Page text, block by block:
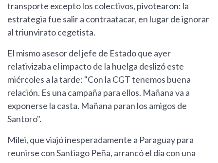
transporte excepto los colectivos, pivotearon: la
estrategia fue salir a contraatacar, en lugar de ignorar
al triunvirato cegetista.
El mismo asesor del jefe de Estado que ayer
relativizaba el impacto de la huelga deslizó este
miércoles a la tarde: "Con la CGT tenemos buena
relación. Es una campaña para ellos. Mañana va a
exponerse la casta. Mañana paran los amigos de
Santoro".
Milei, que viajó inesperadamente a Paraguay para
reunirse con Santiago Peña, arrancó el día con una